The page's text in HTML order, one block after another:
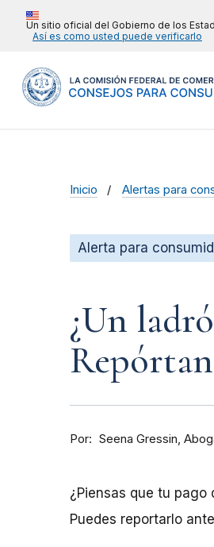
Un sitio oficial del Gobierno de los
Así es como usted puede verificarlo
Inicio Alertas para
Alerta para
¿Un
Por Seena Gressin
¿Piensas que tu
Puedes reportarlo